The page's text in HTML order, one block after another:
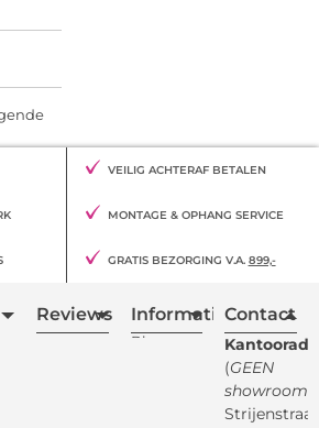
VEILIG ACHTERAF BETALEN
MONTAGE & OPHANG SERVICE
GRATIS BEZORGING V.A. 899,-
Reviews Informatie
Blogs
Retourvoorwaarden
Contact
(GEEN
showroom
Strijenstraat